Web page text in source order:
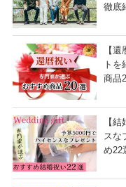
徹底
【
ト
商品
【
スな
め22